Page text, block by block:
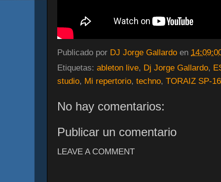
Publicado por DJ Jorge Gallardo en
Etiquetas: ableton live, Dj Jorge Gallardo,
studio, Mi repertorio, techno, TORAIZ SP-16
No hay comentarios:
Publicar un comentario
LEAVE A COMMENT